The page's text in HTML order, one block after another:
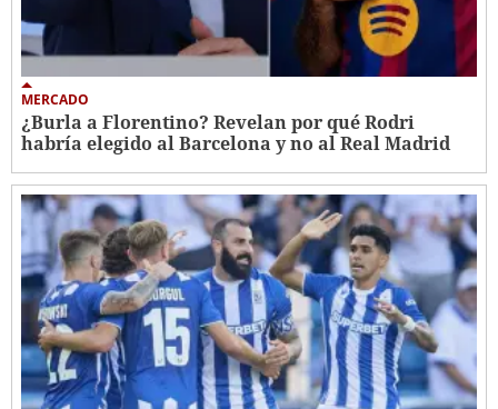
MERCADO
¿Burla a Florentino? Revelan por qué Rodri
habría elegido al Barcelona y no al Real Madrid